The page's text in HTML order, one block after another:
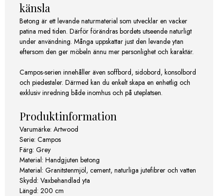
känsla
Betong är ett levande naturmaterial som utvecklar en vacker
patina med tiden. Därför förändras bordets utseende naturligt
under användning. Många uppskattar just den levande ytan
eftersom den ger möbeln ännu mer personlighet och karaktär.
Campos-serien innehåller även soffbord, sidobord, konsolbord
och piedestaler. Därmed kan du enkelt skapa en enhetlig och
exklusiv inredning både inomhus och på uteplatsen.
Produktinformation
Varumärke: Artwood
Serie: Campos
Färg: Grey
Material: Handgjuten betong
Material: Granitstenmjöl, cement, naturliga jutefibrer och vatten
Skydd: Vaxbehandlad yta
Längd: 200 cm